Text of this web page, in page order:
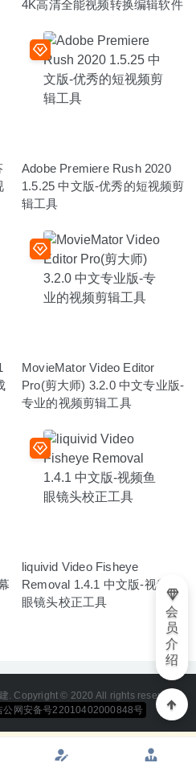
4K高清全能视频转换编辑软件
Adobe Premiere Rush 2020
1.5.25 中文版-优秀的短视频剪
辑工具
MovieMator Video Editor
Pro(剪大师) 3.2.0 中文专业版-
专业的视频剪辑工具
liquivid Video Fisheye
Removal 1.4.1 中文版-视频鱼
眼镜头校正工具
. Copyright © 2020 All rights reserved
公网安备号22010402000848号
会
员
介
绍